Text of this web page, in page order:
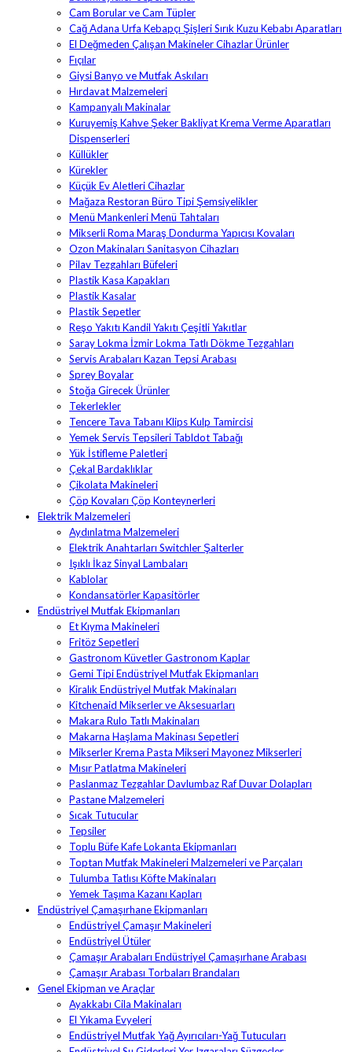
Cam Borular ve Cam Tüpler
Cağ Adana Urfa Kebapçı Şişleri Sırık Kuzu Kebabı Aparatları
El Değmeden Çalışan Makineler Cihazlar Ürünler
Fıçılar
Giysi Banyo ve Mutfak Askıları
Hırdavat Malzemeleri
Kampanyalı Makinalar
Kuruyemiş Kahve Şeker Bakliyat Krema Verme Aparatları
Dispenserleri
Küllükler
Kürekler
Küçük Ev Aletleri Cihazlar
Mağaza Restoran Büro Tipi Şemsiyelikler
Menü Mankenleri Menü Tahtaları
Mikserli Roma Maraş Dondurma Yapıcısı Kovaları
Ozon Makinaları Sanitasyon Cihazları
Pilav Tezgahları Büfeleri
Plastik Kasa Kapakları
Plastik Kasalar
Plastik Sepetler
Reşo Yakıtı Kandil Yakıtı Çeşitli Yakıtlar
Saray Lokma İzmir Lokma Tatlı Dökme Tezgahları
Servis Arabaları Kazan Tepsi Arabası
Sprey Boyalar
Stoğa Girecek Ürünler
Tekerlekler
Tencere Tava Tabanı Klips Kulp Tamircisi
Yemek Servis Tepsileri Tabldot Tabağı
Yük İstifleme Paletleri
Çekal Bardaklıklar
Çikolata Makineleri
Çöp Kovaları Çöp Konteynerleri
Elektrik Malzemeleri
Aydınlatma Malzemeleri
Elektrik Anahtarları Switchler Şalterler
Işıklı İkaz Sinyal Lambaları
Kablolar
Kondansatörler Kapasitörler
Endüstriyel Mutfak Ekipmanları
Et Kıyma Makineleri
Fritöz Sepetleri
Gastronom Küvetler Gastronom Kaplar
Gemi Tipi Endüstriyel Mutfak Ekipmanları
Kiralık Endüstriyel Mutfak Makinaları
Kitchenaid Mikserler ve Aksesuarları
Makara Rulo Tatlı Makinaları
Makarna Haşlama Makinası Sepetleri
Mikserler Krema Pasta Mikseri Mayonez Mikserleri
Mısır Patlatma Makineleri
Paslanmaz Tezgahlar Davlumbaz Raf Duvar Dolapları
Pastane Malzemeleri
Sıcak Tutucular
Tepsiler
Toplu Büfe Kafe Lokanta Ekipmanları
Toptan Mutfak Makineleri Malzemeleri ve Parçaları
Tulumba Tatlısı Köfte Makinaları
Yemek Taşıma Kazanı Kapları
Endüstriyel Çamaşırhane Ekipmanları
Endüstriyel Çamaşır Makineleri
Endüstriyel Ütüler
Çamaşır Arabaları Endüstriyel Çamaşırhane Arabası
Çamaşır Arabası Torbaları Brandaları
Genel Ekipman ve Araçlar
Ayakkabı Cila Makinaları
El Yıkama Evyeleri
Endüstriyel Mutfak Yağ Ayırıcıları-Yağ Tutucuları